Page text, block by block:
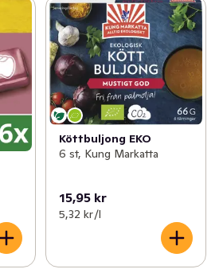
mänskligheten, men vi behöver
grönare framtid tillsammas.
www.knorr.com/se för
hitta nya spännande fiskrecept.
Köttbuljong EKO
6 st, Kung Markatta
15,95 kr
5,32 kr /l